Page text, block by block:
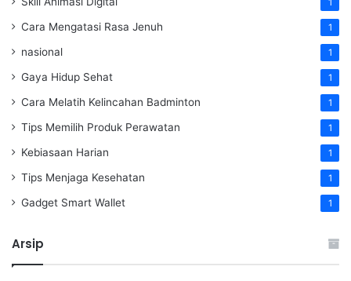
Cara Mengatasi Rasa Jenuh 1
nasional 1
Gaya Hidup Sehat 1
Cara Melatih Kelincahan Badminton 1
Tips Memilih Produk Perawatan 1
Kebiasaan Harian 1
Tips Menjaga Kesehatan 1
Gadget Smart Wallet 1
Arsip